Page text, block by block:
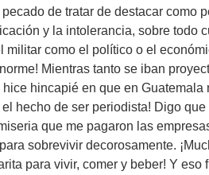
de tratar de destacar como
y la intolerancia, sobre todo
militar como el político o el
Mientras tanto se iban
hincapié en que en Guatemala
hecho de ser periodista! Digo que
que me pagaron las
sobrevivir decorosamente.
para vivir, comer y beber! Y eso